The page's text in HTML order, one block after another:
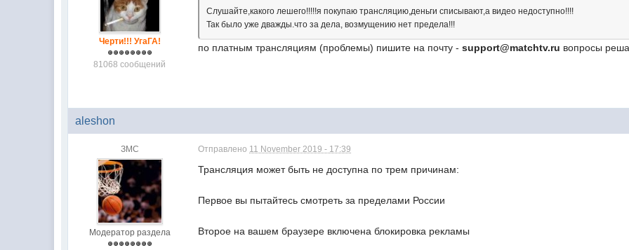
Черти!!! УгаГА!
81068 сообщений
Слушайте,какого лешего!!!!!я покупаю трансляцию,деньги списывают,а видео недоступно!!!!
Так было уже дважды.что за дела, возмущению нет предела!!!
по платным трансляциям (проблемы) пишите на почту - support@matchtv.ru вопросы
aleshon
ЗМС
Модератор раздела
Отправлено 11 November 2019 - 17:39
Трансляция может быть не доступна по трем причинам:
Первое вы пытайтесь смотреть за пределами России
Второе на вашем браузере включена блокировка рекламы